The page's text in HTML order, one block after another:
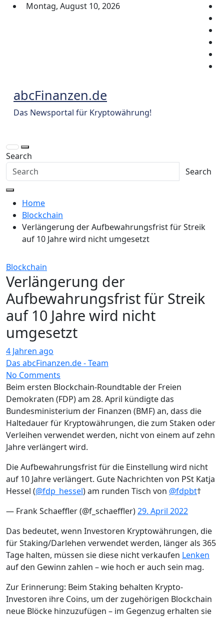
Skip
Montag, August 10, 2026
abcFinanzen.de
Das Newsportal für Kryptowährung!
Search
Search
Home
Blockchain
Verlängerung der Aufbewahrungsfrist für Streik
auf 10 Jahre wird nicht umgesetzt
Blockchain
Verlängerung der
Aufbewahrungsfrist für Streik
auf 10 Jahre wird nicht
umgesetzt
4 Jahren ago
Das abcFinanzen.de - Team
No Comments
Beim ersten Blockchain-Roundtable der Freien
Demokraten (FDP) am 28. April kündigte das
Bundesministerium der Finanzen (BMF) an, dass die
Haltedauer für Kryptowährungen, die zum Staken oder
Verleihen verwendet werden, nicht von einem auf zehn
Jahre verlängert wird.
Die Aufbewahrungsfrist für die Einstellung wird nicht
auf 10 Jahre verlängert. Gute Nachrichten von PSt Katja
Hessel (@fdp_hessel) am runden Tisch von @fdpbt†
— Frank Schaeffler (@f_schaeffler)29. April 2022
Das bedeutet, wenn Investoren Kryptowährungen, die
für Staking/Darlehen verwendet werden, länger als 365
Tage halten, müssen sie diese nicht verkaufen Lenken
auf den Gewinn zahlen – wie hoch er auch sein mag.
Zur Erinnerung: Beim Staking behalten Krypto-
Investoren ihre Coins, um der zugehörigen Blockchain
neue Blöcke hinzuzufügen – im Gegenzug erhalten sie